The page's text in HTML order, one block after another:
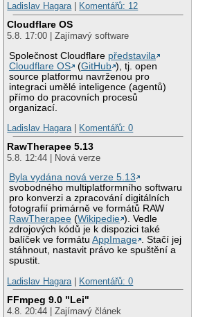
Ladislav Hagara| Komentářů: 12
Cloudflare OS
5.8. 17:00 | Zajímavý software
Společnost Cloudflare představila
Cloudflare OS
(GitHub ), tj. open
source platformu navrženou pro
integraci umělé inteligence (agentů)
přímo do pracovních procesů
organizací.
Ladislav Hagara| Komentářů: 0
RawTherapee 5.13
5.8. 12:44 | Nová verze
Byla vydána nová verze 5.13
svobodného multiplatformního softwaru
pro konverzi a zpracování digitálních
fotografií primárně ve formátů RAW
RawTherapee (Wikipedie ). Vedle
zdrojových kódů je k dispozici také
balíček ve formátuAppImage . Stačí jej
stáhnout, nastavit právo ke spuštění a
spustit.
Ladislav Hagara| Komentářů: 0
FFmpeg 9.0 "Lei"
4.8. 20:44 | Zajímavý článek